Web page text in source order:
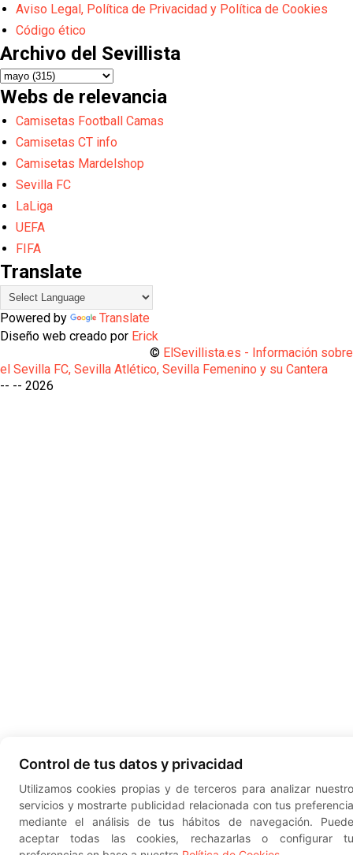
Aviso Legal, Política de Privacidad y Política de Cookies
Código ético
Archivo del Sevillista
Webs de relevancia
Camisetas Football Camas
Camisetas CT info
Camisetas Mardelshop
Sevilla FC
LaLiga
UEFA
FIFA
Translate
Powered by
Translate
Diseño web creado por Erick
© ElSevillista.es - Información sobre
el Sevilla FC, Sevilla Atlético, Sevilla Femenino y su Cantera
-- --
Control de tus datos y privacidad
Utilizamos cookies propias y de terceros para analizar
servicios y mostrarte publicidad relacionada con tus
mediante el análisis de tus hábitos de navegación.
aceptar todas las cookies, rechazarlas o configurar
2026